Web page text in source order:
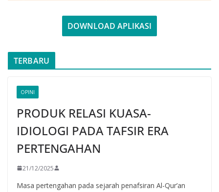
DOWNLOAD APLIKASI
TERBARU
OPINI
PRODUK RELASI KUASA-
IDIOLOGI PADA TAFSIR ERA
PERTENGAHAN
21/12/2025
Masa pertengahan pada sejarah penafsiran Al-Qur’an